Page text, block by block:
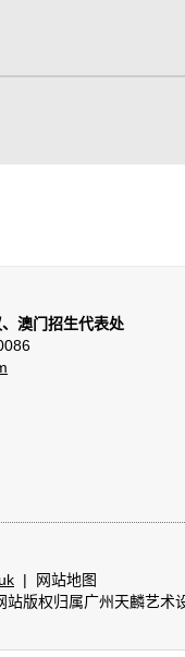
澳门招生代表处
| 网站地图
版权归属广州天麟艺术